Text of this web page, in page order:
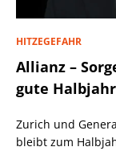
HITZEGEFAHR
Allianz –
gute Halbjahr
Zurich und
bleibt zum